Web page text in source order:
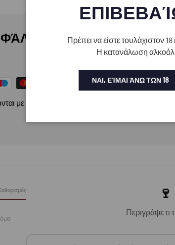
με ασφάλεια. Δεν αποθηκεύουμε στοιχεία
Περιγράψε τι
Πρέπει να είστε τουλάχιστον
Η κατανάλωση αλκοόλ
ΝΑΙ, ΕΊΜΑΙ ΆΝΩ ΤΩΝ 18